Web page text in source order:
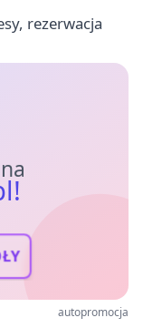
rezerwacja
autopromocja